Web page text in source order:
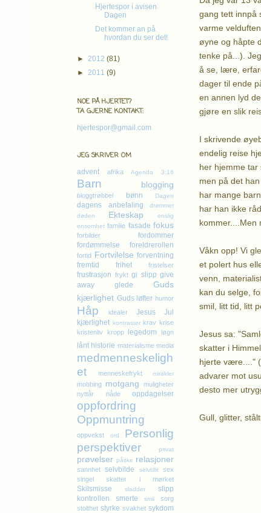
gang tett innpå
varme
øyne og håpte
tenke på...).
å se, lære,
dager til ende
en annen lyd
gjøre en slik
I skrivende
endelig reise
her hjemme tar
men på det
har mange
har han ikke
kommer....Men
Våkn opp! Vi
et polert hus
venn,
kan du selge,
smil, litt tid, litt
Jesus sa:
skatter i
hjerte være...."
advarer mot
desto mer
Gull, glitter,
Hjertespor i avisen
Dagen
Det kommer an på
hvordan du ser det!
► 2012 (81)
► 2011 (9)
NOE PÅ HJERTET?
TA GJERNE KONTAKT:
hjertespor@gmail.com
JEG SKRIVER OM
advent afrika Agenda 3:16
Barn blogging
bloggtrøbbel bønn Dagen
dagens anbefaling
drømmer
døden
Ekteskap
enslig
ensomhet familie fasade fokus
forbilder
fordommer
fordømmelse
foreldrerollen
fortid Fortvilelse forventning
fremtid
frihet fristelser
frustrasjon frykt gi slipp give
away
glede
Guds
kjærlighet Guds løfter humor
Håp idealer Jesus
Jul
kjærlighet kontraster krav krise
kristenliv kropp legedom løgn
lånt historie materialisme media
medmenneskeligh
et
menneskefrykt mirakler
mobbing motgang
muligheter
nyttår
nåde oppdagelser
oppfordring
Oppmuntring
oppvekst ord
Personlig
perspektiver
privat
prøvelser påske relasjoner
sannhet selvbilde selvtillit
sex
singel
skatter i mørket
Skilsmisse sladder
slipp
kontrollen
smerte smil
sorg
stolthet styrke svakhet sykdom